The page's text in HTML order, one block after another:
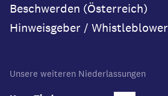
Beschwerden (Österreich)
Hinweisgeber / Whistleblower
Unsere weiteren Niederlassungen